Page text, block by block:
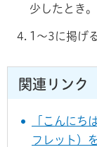
少したとき。
1～3に掲げ
関連リンク
「こんにち
フレット）